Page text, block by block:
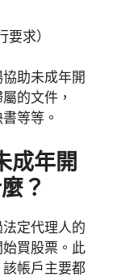
求）
助未成年開
的文件，
等等。
成年開
？
定代理人的
買股票。此
帳戶主要都